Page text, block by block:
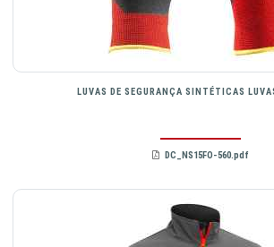
LUVAS DE SEGURANÇA SINTÉTICAS
DC_NS15FO-560.pdf